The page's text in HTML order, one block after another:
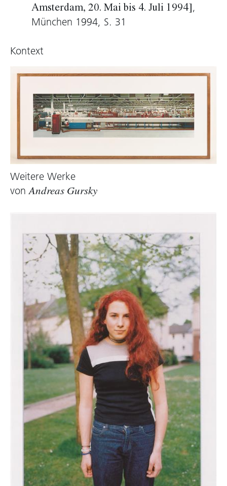
Amsterdam, 20. Mai bis 4. Juli 1994] ,
München 1994, S. 31
Kontext
Weitere Werke
vonAndreas Gursky